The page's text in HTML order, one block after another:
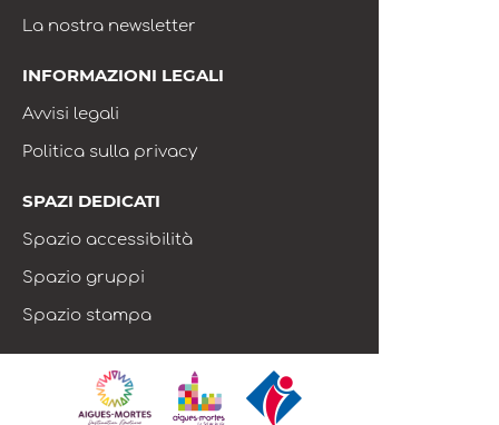
La nostra newsletter
INFORMAZIONI LEGALI
Avvisi legali
Politica sulla privacy
SPAZI DEDICATI
Spazio accessibilità
Spazio gruppi
Spazio stampa